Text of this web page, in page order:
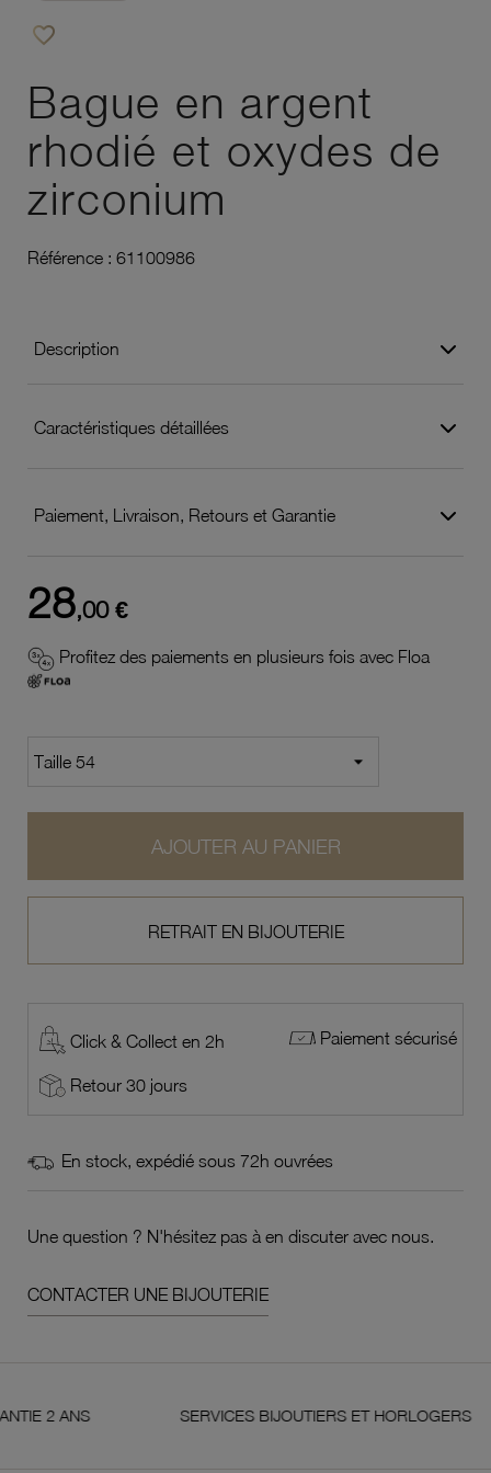
favorite_border
Bague en argent
rhodié et oxydes de
zirconium
Référence : 61100986
Description
Caractéristiques détaillées
Paiement, Livraison, Retours et Garantie
28,00 €
Profitez des paiements en plusieurs fois avec Floa
AJOUTER AU PANIER
RETRAIT EN BIJOUTERIE
Click & Collect en 2h Paiement sécurisé
Retour 30 jours
En stock, expédié sous 72h ouvrées
Une question ? N'hésitez pas à en discuter avec nous.
CONTACTER UNE BIJOUTERIE
SERVICES BIJOUTIERS ET HORLOGERS